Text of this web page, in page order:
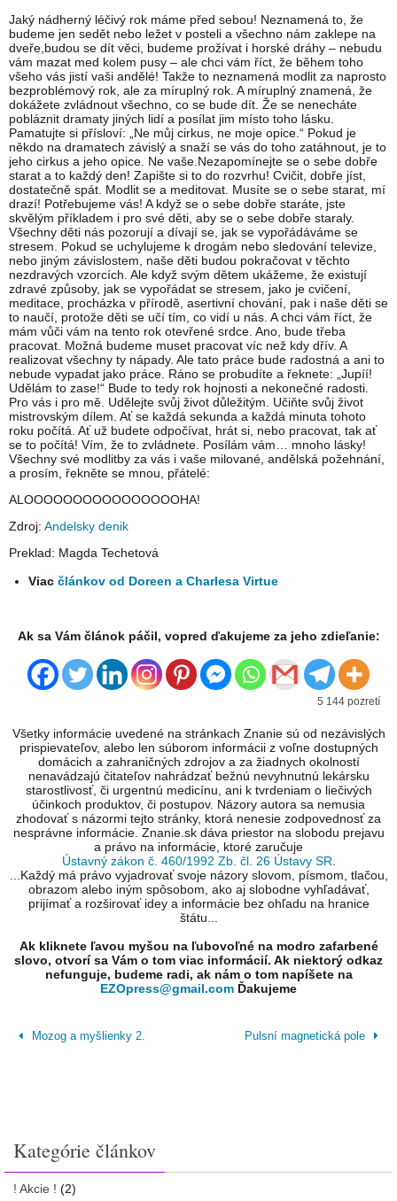
Jaký nádherný léčivý rok máme před sebou! Neznamená to, že
budeme jen sedět nebo ležet v posteli a všechno nám zaklepe na
dveře,budou se dít věci, budeme prožívat i horské dráhy – nebudu
vám mazat med kolem pusy – ale chci vám říct, že během toho
všeho vás jistí vaši andělé! Takže to neznamená modlit za naprosto
bezproblémový rok, ale za míruplný rok. A míruplný znamená, že
dokážete zvládnout všechno, co se bude dít. Že se nenecháte
pobláznit dramaty jiných lidí a posílat jim místo toho lásku.
Pamatujte si přísloví: „Ne můj cirkus, ne moje opice.“ Pokud je
někdo na dramatech závislý a snaží se vás do toho zatáhnout, je to
jeho cirkus a jeho opice. Ne vaše.Nezapomínejte se o sebe dobře
starat a to každý den! Zapište si to do rozvrhu! Cvičit, dobře jíst,
dostatečně spát. Modlit se a meditovat. Musíte se o sebe starat, mí
drazí! Potřebujeme vás! A když se o sebe dobře staráte, jste
skvělým příkladem i pro své děti, aby se o sebe dobře staraly.
Všechny děti nás pozorují a dívají se, jak se vypořádáváme se
stresem. Pokud se uchylujeme k drogám nebo sledování televize,
nebo jiným závislostem, naše děti budou pokračovat v těchto
nezdravých vzorcích. Ale když svým dětem ukážeme, že existují
zdravé způsoby, jak se vypořádat se stresem, jako je cvičení,
meditace, procházka v přírodě, asertivní chování, pak i naše děti se
to naučí, protože děti se učí tím, co vidí u nás. A chci vám říct, že
mám vůči vám na tento rok otevřené srdce. Ano, bude třeba
pracovat. Možná budeme muset pracovat víc než kdy dřív. A
realizovat všechny ty nápady. Ale tato práce bude radostná a ani to
nebude vypadat jako práce. Ráno se probudíte a řeknete: „Jupíí!
Udělám to zase!“ Bude to tedy rok hojnosti a nekonečné radosti.
Pro vás i pro mě. Udělejte svůj život důležitým. Učiňte svůj život
mistrovským dílem. Ať se každá sekunda a každá minuta tohoto
roku počítá. Ať už budete odpočívat, hrát si, nebo pracovat, tak ať
se to počítá! Vím, že to zvládnete. Posílám vám… mnoho lásky!
Všechny své modlitby za vás i vaše milované, andělská požehnání,
a prosím, řekněte se mnou, přátelé:
ALOOOOOOOOOOOOOOOOHA!
Zdroj: Andelsky denik
Preklad: Magda Techetová
Viacčlánkov od Doreen a Charlesa Virtue
Ak sa Vám článok páčil, vopred ďakujeme za jeho zdieľanie:
5 144 pozretí
Všetky informácie uvedené na stránkach Znanie sú od nezávislých
prispievateľov, alebo len súborom informácii z voľne dostupných
domácich a zahraničných zdrojov a za žiadnych okolností
nenavádzajú čitateľov nahrádzať bežnú nevyhnutnú lekársku
starostlivosť, či urgentnú medicínu, ani k tvrdeniam o liečivých
účinkoch produktov, či postupov. Názory autora sa nemusia
zhodovať s názormi tejto stránky, ktorá nenesie zodpovednosť za
nesprávne informácie. Znanie.sk dáva priestor na slobodu prejavu
a právo na informácie, ktoré zaručuje
Ústavný zákon č. 460/1992 Zb. čl. 26 Ústavy SR
...Každý má právo vyjadrovať svoje názory slovom, písmom, tlačou,
obrazom alebo iným spôsobom, ako aj slobodne vyhľadávať,
prijímať a rozširovať idey a informácie bez ohľadu na hranice
štátu...
Ak kliknete ľavou myšou na ľubovoľné na modro zafarbené
slovo, otvorí sa Vám o tom viac informácií. Ak niektorý odkaz
nefunguje, budeme radi, ak nám o tom napíšete na
EZOpress@gmail.com Ďakujeme
Mozog a myšlienky 2. Pulsní magnetická pole
Kategórie článkov
! Akcie ! (2)